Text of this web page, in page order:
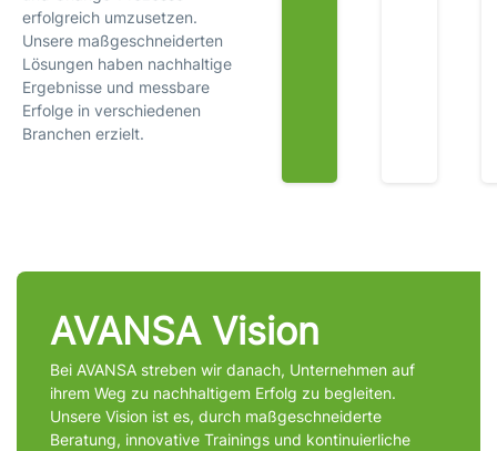
erfolgreich umzusetzen.
Unsere maßgeschneiderten
Lösungen haben nachhaltige
Ergebnisse und messbare
Erfolge in verschiedenen
Branchen erzielt.
AVANSA Vision
Bei AVANSA streben wir danach, Unternehmen auf
ihrem Weg zu nachhaltigem Erfolg zu begleiten.
Unsere Vision ist es, durch maßgeschneiderte
Beratung, innovative Trainings und kontinuierliche